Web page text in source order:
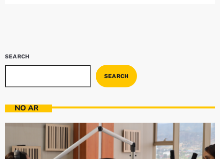
SEARCH
SEARCH
NO AR